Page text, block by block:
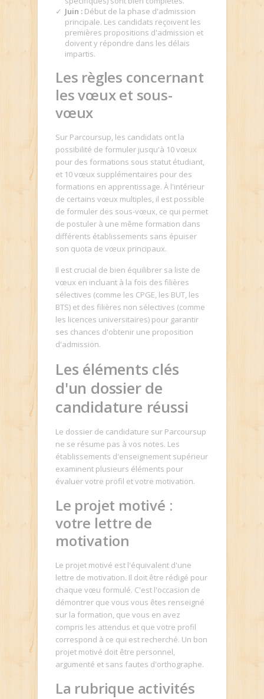
Juin : Début de la phase d'admission
principale. Les candidats reçoivent les
premières propositions d'admission et
doivent y répondre dans les délais
impartis.
Les règles concernant
les vœux et sous-
vœux
Sur Parcoursup, les candidats ont la
possibilité de formuler jusqu'à 10 vœux
pour des formations sous statut étudiant,
et 10 vœux supplémentaires pour des
formations en apprentissage. À l'intérieur
de certains vœux multiples, il est possible
de formuler des sous-vœux, ce qui permet
de postuler à une même formation dans
différents établissements sans épuiser
son quota de vœux principaux.
Il est crucial de bien équilibrer sa liste de
vœux en incluant à la fois des filières
sélectives (comme les CPGE, les BUT, les
BTS) et des filières non sélectives (comme
les licences universitaires) pour garantir
ses chances d'obtenir une proposition
d'admission.
Les éléments clés
d'un dossier de
candidature réussi
Le dossier de candidature sur Parcoursup
ne se résume pas à vos notes. Les
établissements d'enseignement supérieur
examinent plusieurs éléments pour
évaluer votre profil et votre motivation.
Le projet motivé :
votre lettre de
motivation
Le projet motivé est l'équivalent d'une
lettre de motivation. Il doit être rédigé pour
chaque vœu formulé. C'est l'occasion de
démontrer que vous vous êtes renseigné
sur la formation, que vous en avez
compris les attendus et que votre profil
correspond à ce qui est recherché. Un bon
projet motivé doit être personnel,
argumenté et sans fautes d'orthographe.
La rubrique activités